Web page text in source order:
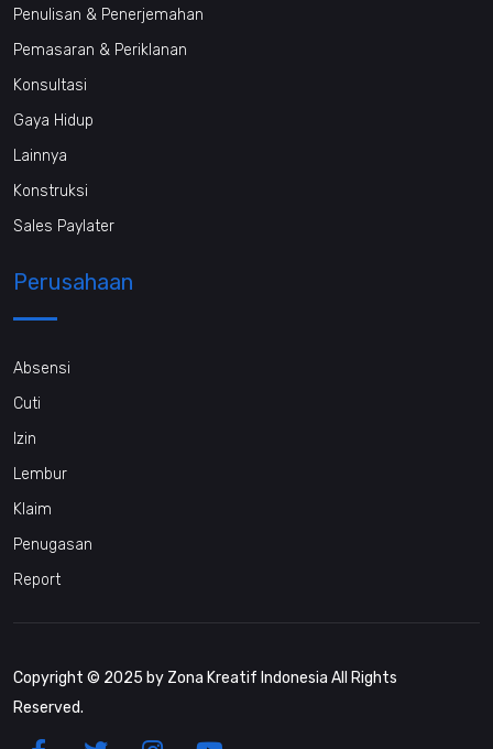
Penulisan & Penerjemahan
Pemasaran & Periklanan
Konsultasi
Gaya Hidup
Lainnya
Konstruksi
Sales Paylater
Perusahaan
Absensi
Cuti
Izin
Lembur
Klaim
Penugasan
Report
Copyright © 2025 by Zona Kreatif Indonesia All Rights
Reserved.